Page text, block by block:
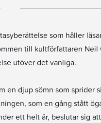
som håller
till kultförfattaren Neil
utöver det vanliga.
djup sömn som sprider
som en gång stått
ett helt år, beslutar sig